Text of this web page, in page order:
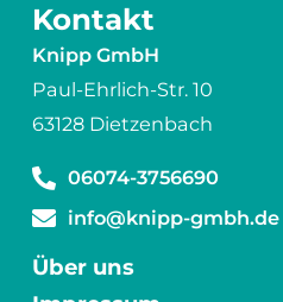
Kontakt
Knipp GmbH
Paul-Ehrlich-Str. 10
63128 Dietzenbach
06074-3756690
info@knipp-gmbh.de
Über uns